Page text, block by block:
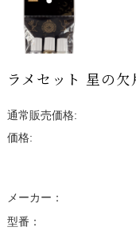
ラメセット 星の
通常販売価格:
価格:
メーカー：
型番：